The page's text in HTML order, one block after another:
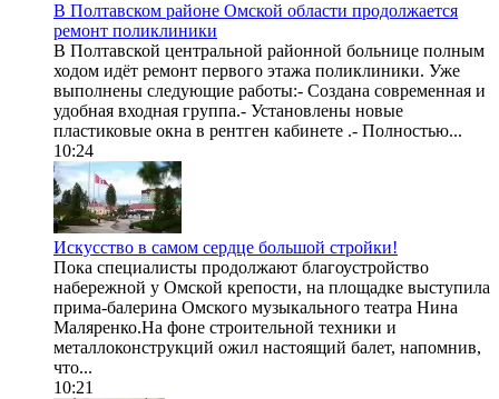
В Полтавском районе Омской области продолжается
ремонт поликлиники
В Полтавской центральной районной больнице полным
ходом идёт ремонт первого этажа поликлиники. Уже
выполнены следующие работы:- Создана современная и
удобная входная группа.- Установлены новые
пластиковые окна в рентген кабинете .- Полностью...
10:24
Искусство в самом сердце большой стройки!
Пока специалисты продолжают благоустройство
набережной у Омской крепости, на площадке выступила
прима-балерина Омского музыкального театра Нина
Маляренко.На фоне строительной техники и
металлоконструкций ожил настоящий балет, напомнив,
что...
10:21